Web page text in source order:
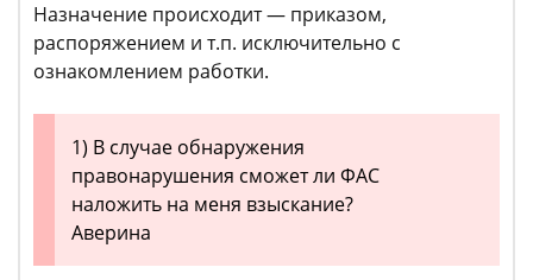
Назначение происходит — приказом,
распоряжением и т.п. исключительно с
ознакомлением работки.
1) В случае обнаружения
правонарушения сможет ли ФАС
наложить на меня взыскание?
Аверина